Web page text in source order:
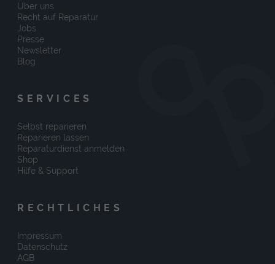
Über uns
Recht auf Reparatur
Jobs
Presse
Newsletter
Blog
SERVICES
Selbst reparieren
Reparieren lassen
Reparaturdienst anmelden
Shop
Hilfe & Support
RECHTLICHES
Impressum
Datenschutz
AGB